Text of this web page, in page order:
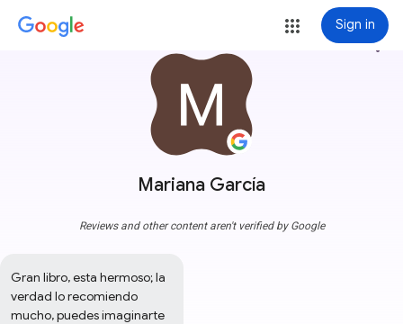
Sign in
Mariana García
more_vert
Reviews and other content aren't verified by Google
Gran libro, esta hermoso; la
verdad lo recomiendo
mucho, puedes imaginarte